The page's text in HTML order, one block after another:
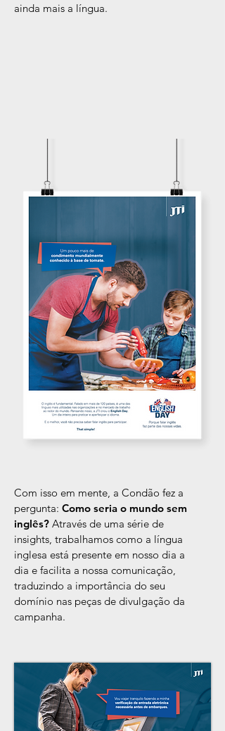
ainda mais a língua.
Com isso em mente, a Condão fez a
pergunta: Como seria o mundo sem
inglês? Através de uma série de
insights, trabalhamos como a língua
inglesa está presente em nosso dia a
dia e facilita a nossa comunicação,
traduzindo a importância do seu
domínio nas peças de divulgação da
campanha.